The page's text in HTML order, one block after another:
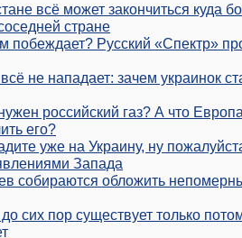
всё может закончиться куда
стране
побеждает? Русский «Спектр»
не нападает: зачем украинок
российский газ? А что
его?
уже на Украину, ну
Запада
собираются обложить
сих пор существует только